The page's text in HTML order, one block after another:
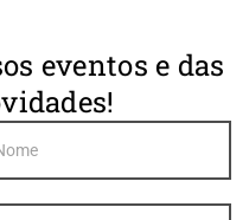
eventos e das